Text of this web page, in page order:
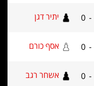
יתיר דגן
אסף כורם
אשחר רגב